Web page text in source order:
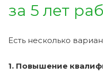
за 5 лет
Есть несколько
1. Повышение